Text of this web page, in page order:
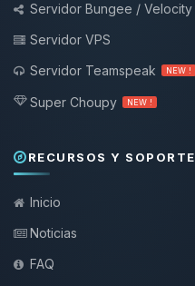
Servidor Bungee / Velocity
Servidor VPS
Servidor Teamspeak
NEW !
Super Choupy NEW !
RECURSOS Y SOPORTE
Inicio
Noticias
FAQ